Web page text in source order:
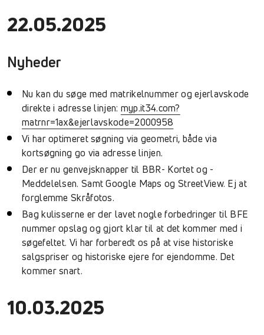
22.05.2025
Nyheder
Nu kan du søge med matrikelnummer og ejerlavskode
direkte i adresse linjen: myp.it34.com?
matrnr=1ax&ejerlavskode=2000958
Vi har optimeret søgning via geometri, både via
kortsøgning go via adresse linjen.
Der er nu genvejsknapper til BBR- Kortet og -
Meddelelsen. Samt Google Maps og StreetView. Ej at
forglemme Skråfotos.
Bag kulisserne er der lavet nogle forbedringer til BFE
nummer opslag og gjort klar til at det kommer med i
søgefeltet. Vi har forberedt os på at vise historiske
salgspriser og historiske ejere for ejendomme. Det
kommer snart.
10.03.2025